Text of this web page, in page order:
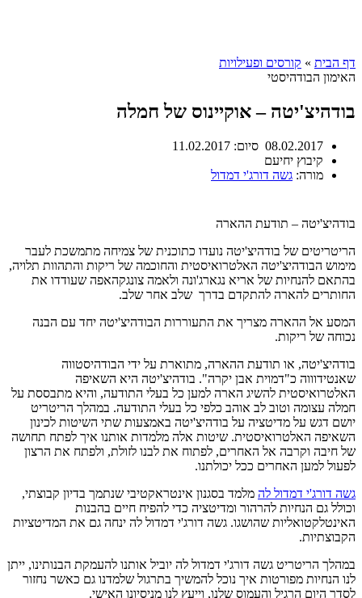
דף הבית » קורסים ופעילויות
האימון הבודהיסטי
בודהיצ'יטה – אוקיינוס של חמלה
08.02.2017 סיום: 11.02.2017
קיבוץ יחיעם
מורה: גשה דורג'י דמדול
בודהיצ'יטה – תודעת ההארה
הריטריטים של בודהיצ'יטה נועדו כתוכנית של צמיחה מתמשכת לעבר
מימוש הבודהיצ'יטה האלטרואיסטית והחוכמה של ריקות והתהוות תלויה,
בהתאם להנחיות של אריא נגארג'ונה ולאמה צונגקהאפה שעודדו את
החותרים להארה להתקדם בדרך שלב אחר שלב.
המסע אל ההארה מצריך את התעוררות הבודהיצ'יטה יחד עם הבנה
נכוחה של ריקות.
בודהיצ'יטה, או תודעת ההארה, מתוארת על ידי הבודהיסטווה
שאנטידוווה כ"דמוית אבן יקרה". בודהיצ'יטה היא השאיפה
האלטרואיסטית להשיג הארה למען כל בעלי התודעה, והיא מתבססת על
חמלה עצומה וטוב לב אוהב כלפי כל בעלי התודעה. במהלך הריטריט
יושם דגש על מדיטציה על בודהיצ'יטה באמצעות שתי השיטות לכינון
השאיפה האלטרואיסטית. שיטות אלה מלמדות אותנו איך לפתח תחושה
של חיבה וקרבה אל האחרים, לפתוח את לבנו לזולת, ולפתח את הרצון
לפעול למען האחרים ככל יכולתנו.
גשה דורג'י דמדול לה מלמד בסגנון אינטראקטיבי שנתמך בדיון קבוצתי,
וכולל גם הנחיות להרהור ומדיטציה כדי להפיח חיים בהבנות
האינטלקטואליות שהושגו. גשה דורג'י דמדול לה ינחה גם את המדיטציות
הקבוצתיות.
במהלך הריטריט גשה דורג'י דמדול לה יוביל אותנו להעמקת הבנותינו, ייתן
לנו הנחיות מפורטות איך נוכל להמשיך בתרגול שלמדנו גם כאשר נחזור
לסדר היום הרגיל והעמוס שלנו, וייעץ לנו מניסיונו האישי.